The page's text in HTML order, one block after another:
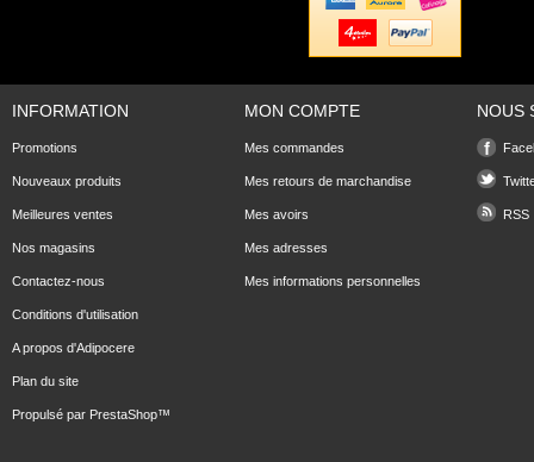
INFORMATION
Promotions
Nouveaux produits
Meilleures ventes
Nos magasins
Contactez-nous
Conditions d'utilisation
A propos d'Adipocere
Plan du site
Propulsé par PrestaShop™
MON COMPTE
Mes commandes
Mes retours de marchandise
Mes avoirs
Mes adresses
Mes informations personnelles
NOUS
RSS